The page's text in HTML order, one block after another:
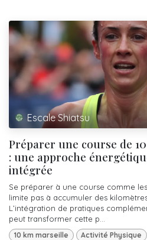
Escale Shiatsu
Préparer une course de
: une approche
intégrée
Se préparer à une course comme
limite pas à accumuler des
L’intégration de pratiques
peut transformer cette p...
10 km marseille Activité Physique